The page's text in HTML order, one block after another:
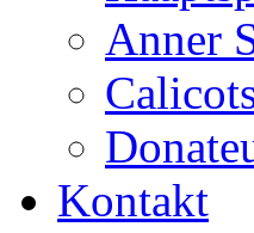
Anner
Kontakt